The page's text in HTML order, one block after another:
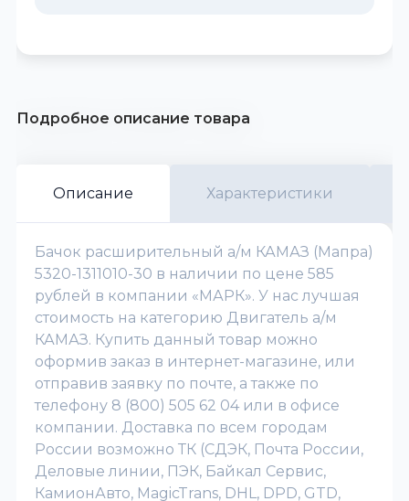
Подробное описание товара
Описание Характеристики
Бачок расширительный а/м КАМАЗ (Мапра)
5320-1311010-30 в наличии по цене 585
рублей в компании «МАРК». У нас лучшая
стоимость на категорию Двигатель а/м
КАМАЗ. Купить данный товар можно
оформив заказ в интернет-магазине, или
отправив заявку по почте, а также по
телефону 8 (800) 505 62 04 или в офисе
компании. Доставка по всем городам
России возможно ТК (СДЭК, Почта России,
Деловые линии, ПЭК, Байкал Сервис,
КамионАвто, MagicTrans, DHL, DPD, GTD,